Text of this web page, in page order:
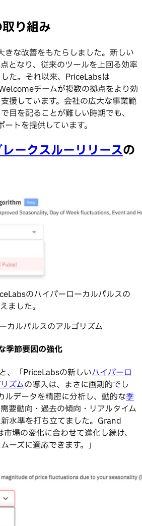
り組み
きな改善をもたらしました。新しい
となり、従来のツールを上回る効率
た。それ以来、PriceLabsは
チームが複数の拠点をより効
援しています。会社の広大な事業範
目を配ることが難しい時期でも、
トを提供しています。
ークスルーリリースの
のハイパーローカルパルスの
ました。
カルパルスのアルゴリズム
季節要因の強化
、「PriceLabsの新しいハイパーロ
ズムの導入は、まさに画期的でし
ルデータを精密に分析し、動的な季
要動向・過去の傾向・リアルタイム
水準を打ち立てました。Grand
場の変化に合わせて進化し続け、
ーズに適応できます。」